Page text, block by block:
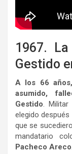
1967.
Gestido
A los 66
asumido,
Gestido. Militar
elegido
que se
mandatario
Pacheco Areco.